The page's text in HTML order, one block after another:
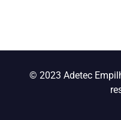
© 2023 Adetec